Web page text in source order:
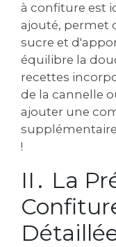
à confiture est
ajouté, permet
sucre et
équilibre la
recettes
de la cannelle
ajouter une
!
II․ La